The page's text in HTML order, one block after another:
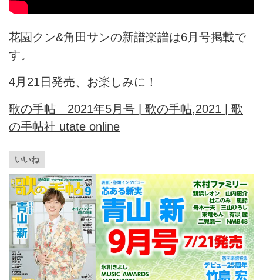
花園クン&角田サンの新譜楽譜は6月号掲載で
す。
4月21日発売、お楽しみに！
歌の手帖 2021年5月号 | 歌の手帖,2021 | 歌
の手帖社 utate online
いいね